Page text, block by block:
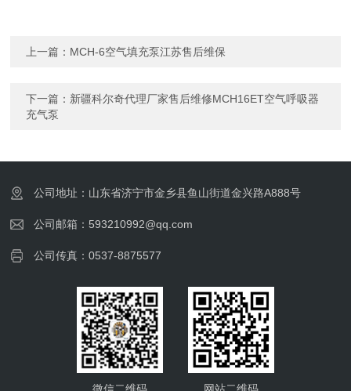
上一篇： MCH-6空气填充泵江苏售后维保
下一篇： 新疆科尔奇代理厂家售后维修MCH16ET空气呼吸器
充气泵
公司地址：山东省济宁市金乡县鱼山街道金兴路A888号
公司邮箱：593210992@qq.com
公司传真：0537-8875577